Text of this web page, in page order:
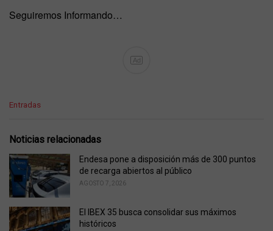
Seguiremos Informando…
Ad
C
e
o
r
i
:
Entradas
Noticias relacionadas
Endesa pone a disposición más de 300 puntos
de recarga abiertos al público
AGOSTO 7, 2026
El IBEX 35 busca consolidar sus máximos
históricos